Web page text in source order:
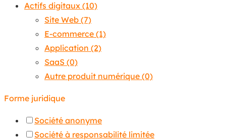
Actifs digitaux (10)
Site Web (7)
E-commerce (1)
Application (2)
SaaS (0)
Autre produit numérique (0)
Forme juridique
Société anonyme
Société à responsabilité limitée